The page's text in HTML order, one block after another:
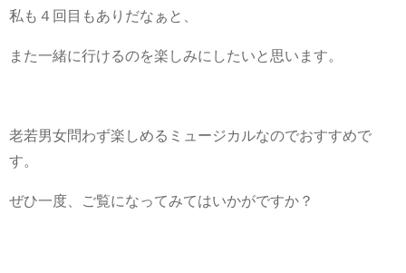
私も４回目もありだなぁと、
また一緒に行けるのを楽しみにしたいと思います。
老若男女問わず楽しめるミュージカルなのでおすすめで
す。
ぜひ一度、ご覧になってみてはいかがですか？